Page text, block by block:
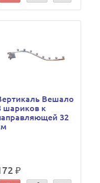
Вешало
шариков к
32
₽